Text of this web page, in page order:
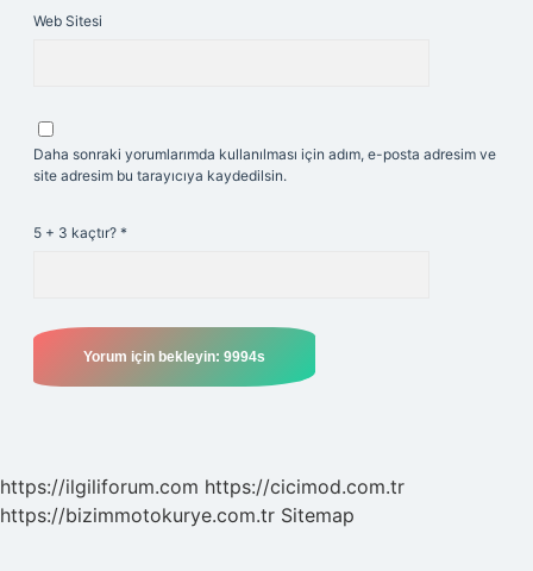
Web Sitesi
Daha sonraki yorumlarımda kullanılması için adım, e-posta adresim ve
site adresim bu tarayıcıya kaydedilsin.
5 + 3 kaçtır? *
https://ilgiliforum.com https://cicimod.com.tr
https://bizimmotokurye.com.tr Sitemap